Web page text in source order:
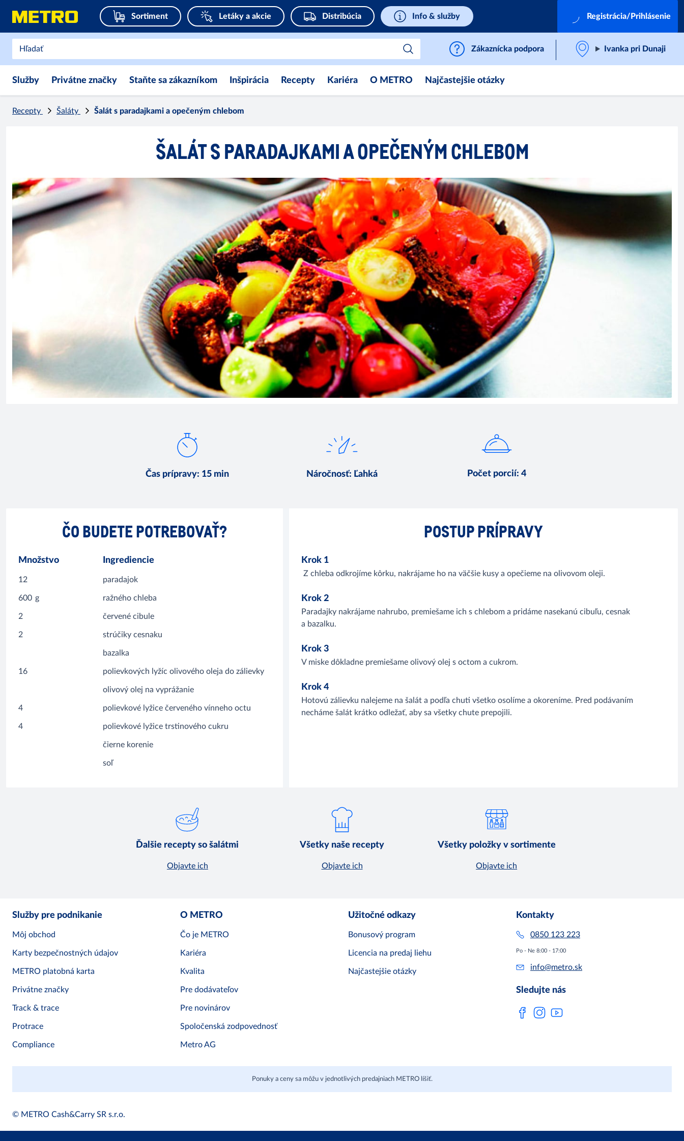
Sortiment Letáky a akcie Distribúcia Info & služby Registrácia/Prihlásenie
Zákaznícka podpora Ivanka pri Dunaji
Služby Privátne značky Staňte sa zákazníkom Inšpirácia Recepty Kariéra O METRO Najčastejšie otázky
Recepty Šaláty Šalát s paradajkami a opečeným chlebom
ŠALÁT S PARADAJKAMI A OPEČENÝM CHLEBOM
Čas prípravy: 15 min Náročnosť: Ľahká Počet porcií: 4
ČO BUDETE POTREBOVAŤ?
Množstvo Ingrediencie
12 paradajok
600 g ražného chleba
2 červené cibule
2 strúčiky cesnaku
bazalka
16 polievkových lyžíc olivového oleja do zálievky
olivový olej na vyprážanie
4 polievkové lyžice červeného vínneho octu
4 polievkové lyžice trstinového cukru
čierne korenie
soľ
POSTUP PRÍPRAVY
Krok 1
Z chleba odkrojíme kôrku, nakrájame ho na väčšie kusy a opečieme na olivovom oleji.
Krok 2
Paradajky nakrájame nahrubo, premiešame ich s chlebom a pridáme nasekanú cibuľu, cesnak
a bazalku.
Krok 3
V miske dôkladne premiešame olivový olej s octom a cukrom.
Krok 4
Hotovú zálievku nalejeme na šalát a podľa chuti všetko osolíme a okoreníme. Pred podávaním
necháme šalát krátko odležať, aby sa všetky chute prepojili.
Ďalšie recepty so šalátmi
Objavte ich
Všetky naše recepty
Objavte ich
Všetky položky v sortimente
Objavte ich
Služby pre podnikanie
Môj obchod
Karty bezpečnostných údajov
METRO platobná karta
Privátne značky
Track & trace
Protrace
Compliance
O METRO
Čo je METRO
Kariéra
Kvalita
Pre dodávateľov
Pre novinárov
Spoločenská zodpovednosť
Metro AG
Užitočné odkazy
Bonusový program
Licencia na predaj liehu
Najčastejšie otázky
Kontakty
0850 123 223
Po - Ne 8:00 - 17:00
info@metro.sk
Sledujte nás
Ponuky a ceny sa môžu v jednotlivých predajniach METRO líšiť.
© METRO Cash&Carry SR s.r.o.